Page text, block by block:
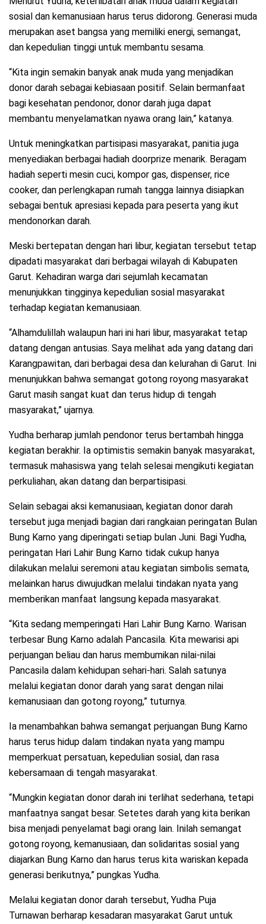
sosial dan kemanusiaan harus terus didorong. Generasi muda
merupakan aset bangsa yang memiliki energi, semangat,
dan kepedulian tinggi untuk membantu sesama.
“Kita ingin semakin banyak anak muda yang menjadikan
donor darah sebagai kebiasaan positif. Selain bermanfaat
bagi kesehatan pendonor, donor darah juga dapat
membantu menyelamatkan nyawa orang lain,” katanya.
Untuk meningkatkan partisipasi masyarakat, panitia juga
menyediakan berbagai hadiah doorprize menarik. Beragam
hadiah seperti mesin cuci, kompor gas, dispenser, rice
cooker, dan perlengkapan rumah tangga lainnya disiapkan
sebagai bentuk apresiasi kepada para peserta yang ikut
mendonorkan darah.
Meski bertepatan dengan hari libur, kegiatan tersebut tetap
dipadati masyarakat dari berbagai wilayah di Kabupaten
Garut. Kehadiran warga dari sejumlah kecamatan
menunjukkan tingginya kepedulian sosial masyarakat
terhadap kegiatan kemanusiaan.
“Alhamdulillah walaupun hari ini hari libur, masyarakat tetap
datang dengan antusias. Saya melihat ada yang datang dari
Karangpawitan, dari berbagai desa dan kelurahan di Garut. Ini
menunjukkan bahwa semangat gotong royong masyarakat
Garut masih sangat kuat dan terus hidup di tengah
masyarakat,” ujarnya.
Yudha berharap jumlah pendonor terus bertambah hingga
kegiatan berakhir. Ia optimistis semakin banyak masyarakat,
termasuk mahasiswa yang telah selesai mengikuti kegiatan
perkuliahan, akan datang dan berpartisipasi.
Selain sebagai aksi kemanusiaan, kegiatan donor darah
tersebut juga menjadi bagian dari rangkaian peringatan Bulan
Bung Karno yang diperingati setiap bulan Juni. Bagi Yudha,
peringatan Hari Lahir Bung Karno tidak cukup hanya
dilakukan melalui seremoni atau kegiatan simbolis semata,
melainkan harus diwujudkan melalui tindakan nyata yang
memberikan manfaat langsung kepada masyarakat.
“Kita sedang memperingati Hari Lahir Bung Karno. Warisan
terbesar Bung Karno adalah Pancasila. Kita mewarisi api
perjuangan beliau dan harus membumikan nilai-nilai
Pancasila dalam kehidupan sehari-hari. Salah satunya
melalui kegiatan donor darah yang sarat dengan nilai
kemanusiaan dan gotong royong,” tuturnya.
Ia menambahkan bahwa semangat perjuangan Bung Karno
harus terus hidup dalam tindakan nyata yang mampu
memperkuat persatuan, kepedulian sosial, dan rasa
kebersamaan di tengah masyarakat.
“Mungkin kegiatan donor darah ini terlihat sederhana, tetapi
manfaatnya sangat besar. Setetes darah yang kita berikan
bisa menjadi penyelamat bagi orang lain. Inilah semangat
gotong royong, kemanusiaan, dan solidaritas sosial yang
diajarkan Bung Karno dan harus terus kita wariskan kepada
generasi berikutnya,” pungkas Yudha.
Melalui kegiatan donor darah tersebut, Yudha Puja
Turnawan berharap kesadaran masyarakat Garut untuk